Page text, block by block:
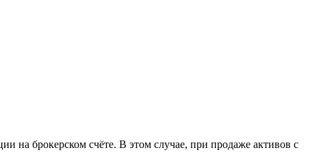
на брокерском счёте. В этом случае, при продаже активов с